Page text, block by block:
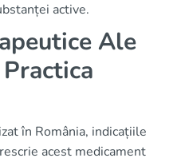
active.
Ale
în România, indicațiile
acest medicament